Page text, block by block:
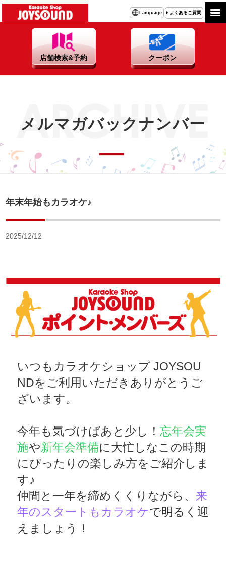
Language よくあるご質問
店舗検索&予約 クーポン
メルマガバックナンバー
年末年始もカラオケ♪
2025/12/12
いつもカラオケショップ JOYSOU
NDをご利用いただきありがとうご
ざいます。
今年も気づけばあと少し！ 忘年会実
施や新年会準備に大忙しなこの時期
にぴったりの楽しみ方をご紹介しま
す♪
仲間と一年を締めくくりながら、 来
年のスタートもカラオケで明るく迎
えましょう！